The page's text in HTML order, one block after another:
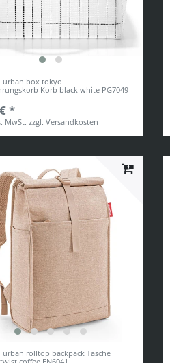
urban box tokyo
Korb black white PG7049
*
MwSt. zzgl.Versandkosten
urban rolltop backpack Tasche